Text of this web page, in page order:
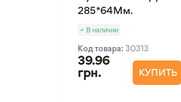
285*64Мм.
В наличии
Код товара: 30313
39.96
грн.
КУПИТЬ